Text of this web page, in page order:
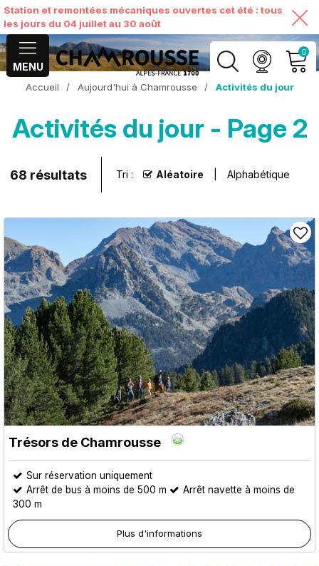
Station et remontées mécaniques ouvertes cet été : tous
les jours du 04 juillet au 30 août
MENU
0
MON COMPTE
VOIR MON PANIER
Accueil / Aujourd'hui à Chamrousse / Activités du jour
Activités du jour - Page 2
68 résultats Tri : Aléatoire Alphabétique
Trésors de Chamrousse
Sur réservation uniquement
Arrêt de bus à moins de 500 m
Arrêt navette à moins de
300 m
Plus d'informations